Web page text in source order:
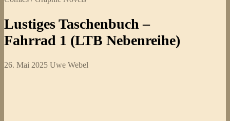
Lustiges Taschenbuch –
Fahrrad 1 (LTB Nebenreihe)
26. Mai 2025 Uwe Webel